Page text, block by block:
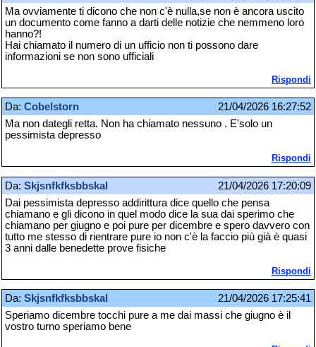
Ma ovviamente ti dicono che non c'è nulla,se non è ancora uscito
un documento come fanno a darti delle notizie che nemmeno loro
hanno?!
Hai chiamato il numero di un ufficio non ti possono dare
informazioni se non sono ufficiali
Rispondi
Da: Cobelstorn
21/04/2026 16:27:52
Ma non dategli retta. Non ha chiamato nessuno . E'solo un
pessimista depresso
Rispondi
Da: Skjsnfkfksbbskal
21/04/2026 17:20:09
Dai pessimista depresso addirittura dice quello che pensa
chiamano e gli dicono in quel modo dice la sua dai sperimo che
chiamano per giugno e poi pure per dicembre e spero davvero con
tutto me stesso di rientrare pure io non c'è la faccio più già è quasi
3 anni dalle benedette prove fisiche
Rispondi
Da: Skjsnfkfksbbskal
21/04/2026 17:25:41
Speriamo dicembre tocchi pure a me dai massi che giugno è il
vostro turno speriamo bene